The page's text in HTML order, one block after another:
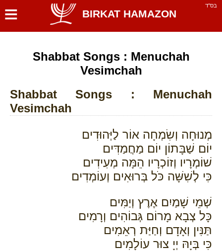
בס''ד ≡ BIRKAT HAMAZON
Shabbat Songs : Menuchah
Vesimchah
Shabbat Songs : Menuchah
Vesimchah
מְנוּחָה וְשִׂמְחָה אוֹר לַיְּהוּדִים
יוֹם שַׁבָּתוֹן יוֹם מַחֲמַדִּים
שׁוֹמְרָיו וְזוֹכְרָיו הֵמָּה מְעִידִים
כִּי לְשִׁשָּׁה כֹּל בְּרוּאִים וְעוֹמְדִים
שְׁמֵי שָׁמַיִם אֶרֶץ וְיַמִּים
כָּל צְבָא מָרוֹם גְּבוֹהִים וְרָמִים
תַּנִּין וְאָדָם וְחַיַּת רְאֵמִים
כִּי בְּיָהּ יְיָ צוּר עוֹלָמִים